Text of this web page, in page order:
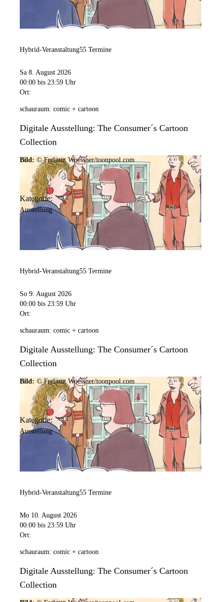
Hybrid-Veranstaltung55 Termine
Sa 8. August 2026
00:00 bis 23:59 Uhr
Ort:
schauraum: comic + cartoon
Digitale Ausstellung: The Consumer´s Cartoon
Collection
Bild: © Freimut Woessner/toonpool.com
Kategorie:
Ausstellung
Hybrid-Veranstaltung55 Termine
So 9. August 2026
00:00 bis 23:59 Uhr
Ort:
schauraum: comic + cartoon
Digitale Ausstellung: The Consumer´s Cartoon
Collection
Bild: © Freimut Woessner/toonpool.com
Kategorie:
Ausstellung
Hybrid-Veranstaltung55 Termine
Mo 10. August 2026
00:00 bis 23:59 Uhr
Ort:
schauraum: comic + cartoon
Digitale Ausstellung: The Consumer´s Cartoon
Collection